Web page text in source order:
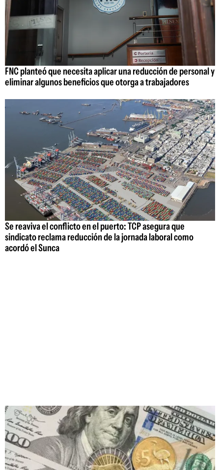
FNC planteó que necesita aplicar una reducción de personal y
eliminar algunos beneficios que otorga a trabajadores
Se reaviva el conflicto en el puerto: TCP asegura que
sindicato reclama reducción de la jornada laboral como
acordó el Sunca